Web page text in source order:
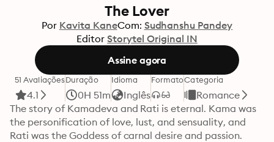
The Lover
Por Kavita KaneCom: Sudhanshu Pandey
Editor Storytel Original IN
Assine agora
51 Avaliações
4.1
Duração
0H 51m
Idioma
Inglês
FormatoCategoria
Romance
The story of Kamadeva and Rati is eternal. Kama was
the personification of love, lust, and sensuality, and
Rati was the Goddess of carnal desire and passion.